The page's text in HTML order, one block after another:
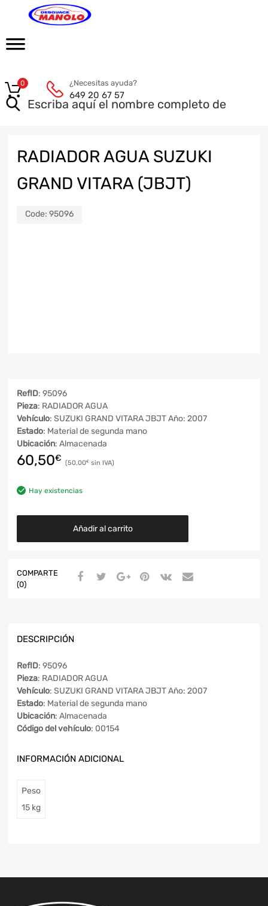
¿Necesitas ayuda?
649 20 67 57
0
RADIADOR AGUA SUZUKI
GRAND VITARA (JBJT)
Code: 95096
RefID: 95096
Pieza: RADIADOR AGUA
Vehículo: SUZUKI GRAND VITARA JBJT Año: 2007
Estado: Material de segunda mano
Ubicación: Almacenada
60,50€ 50,00€
Hay existencias
Añadir al carrito
COMPARTE
(0)
DESCRIPCIÓN
RefID: 95096
Pieza: RADIADOR AGUA
Vehículo: SUZUKI GRAND VITARA JBJT Año: 2007
Estado: Material de segunda mano
Ubicación: Almacenada
Código del vehículo: 00154
INFORMACIÓN ADICIONAL
Peso
15 kg